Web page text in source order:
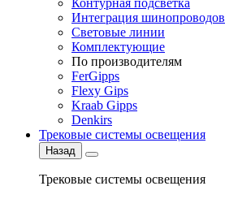
Контурная подсветка
Интеграция шинопроводов
Световые линии
Комплектующие
По производителям
FerGipps
Flexy Gips
Kraab Gipps
Denkirs
Трековые системы освещения
Назад
Трековые системы освещения